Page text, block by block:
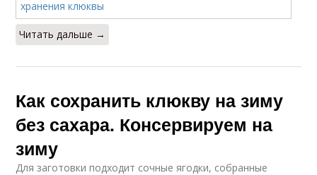
Читать дальше →
Как сохранить клюкву на зиму
без сахара. Консервируем на
зиму
Для заготовки подходит сочные ягодки, собранные